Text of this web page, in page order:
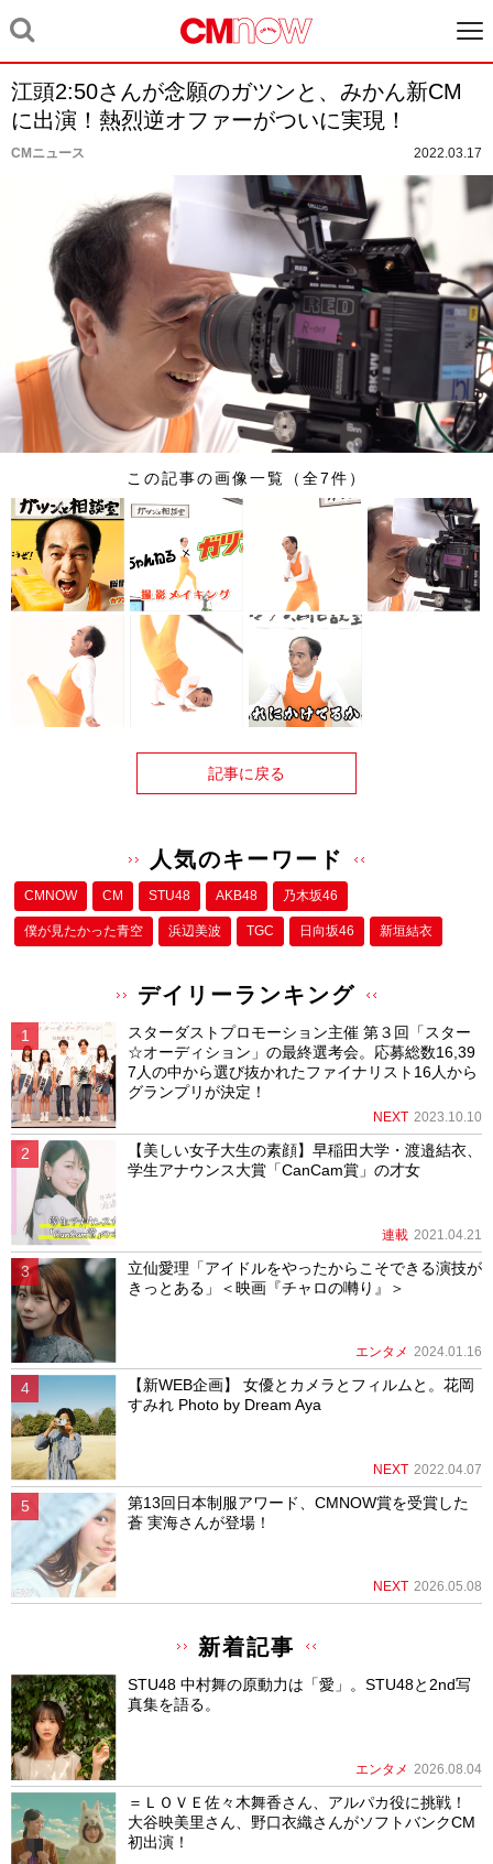
江頭2:50さんが念願のガツンと、みかん新CM
に出演！熱烈逆オファーがついに実現！
CMニュース 2022.03.17
この記事の画像一覧（全7件）
記事に戻る
人気のキーワード
CMNOW CM STU48 AKB48 乃木坂46
僕が⾒たかった⻘空 浜辺美波 TGC 日向坂46 新垣結衣
デイリーランキング
スターダストプロモーション主催 第３回「スター
☆オーディション」の最終選考会。応募総数16,39
7人の中から選び抜かれたファイナリスト16人から
グランプリが決定！
NEXT 2023.10.10
【美しい女子大生の素顔】早稲田大学・渡邉結衣、
学生アナウンス大賞「CanCam賞」の才女
連載 2021.04.21
立仙愛理「アイドルをやったからこそできる演技が
きっとある」＜映画『チャロの囀り』＞
エンタメ 2024.01.16
【新WEB企画】 女優とカメラとフィルムと。花岡
すみれ Photo by Dream Aya
NEXT 2022.04.07
第13回日本制服アワード、CMNOW賞を受賞した
蒼 実海さんが登場！
NEXT 2026.05.08
新着記事
STU48 中村舞の原動力は「愛」。STU48と2nd写
真集を語る。
エンタメ 2026.08.04
＝ＬＯＶＥ佐々木舞香さん、アルパカ役に挑戦！
大谷映美里さん、野口衣織さんがソフトバンクCM
初出演！